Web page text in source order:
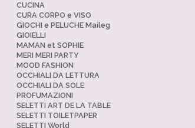
CUCINA
CURA CORPO e VISO
GIOCHI e PELUCHE Maileg
GIOIELLI
MAMAN et SOPHIE
MERI MERI PARTY
MOOD FASHION
OCCHIALI DA LETTURA
OCCHIALI DA SOLE
PROFUMAZIONI
SELETTI ART DE LA TABLE
SELETTI TOILETPAPER
SELETTI World